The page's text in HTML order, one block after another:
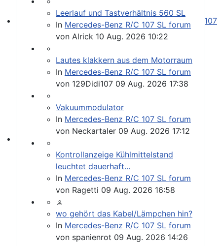
Please send your pre 82 datacards to Sternzeit-107
Find experts around MB 107 SL / SLC
Leerlauf und Tastverhältnis 560 SL
In Mercedes-Benz R/C 107 SL forum
von Alrick 10 Aug. 2026 10:22
Lautes klakkern aus dem Motorraum
In Mercedes-Benz R/C 107 SL forum
von 129Didi107 09 Aug. 2026 17:38
Vakuummodulator
In Mercedes-Benz R/C 107 SL forum
von Neckartaler 09 Aug. 2026 17:12
Kontrollanzeige Kühlmittelstand
leuchtet dauerhaft...
In Mercedes-Benz R/C 107 SL forum
von Ragetti 09 Aug. 2026 16:58
wo gehört das Kabel/Lämpchen hin?
In Mercedes-Benz R/C 107 SL forum
von spanienrot 09 Aug. 2026 14:26